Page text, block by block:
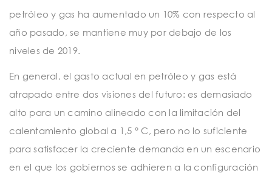
petróleo y gas ha aumentado un 10% con respecto al
año pasado, se mantiene muy por debajo de los
niveles de 2019.
En general, el gasto actual en petróleo y gas está
atrapado entre dos visiones del futuro: es demasiado
alto para un camino alineado con la limitación del
calentamiento global a 1,5 ° C, pero no lo suficiente
para satisfacer la creciente demanda en un escenario
en el que los gobiernos se adhieren a la configuración